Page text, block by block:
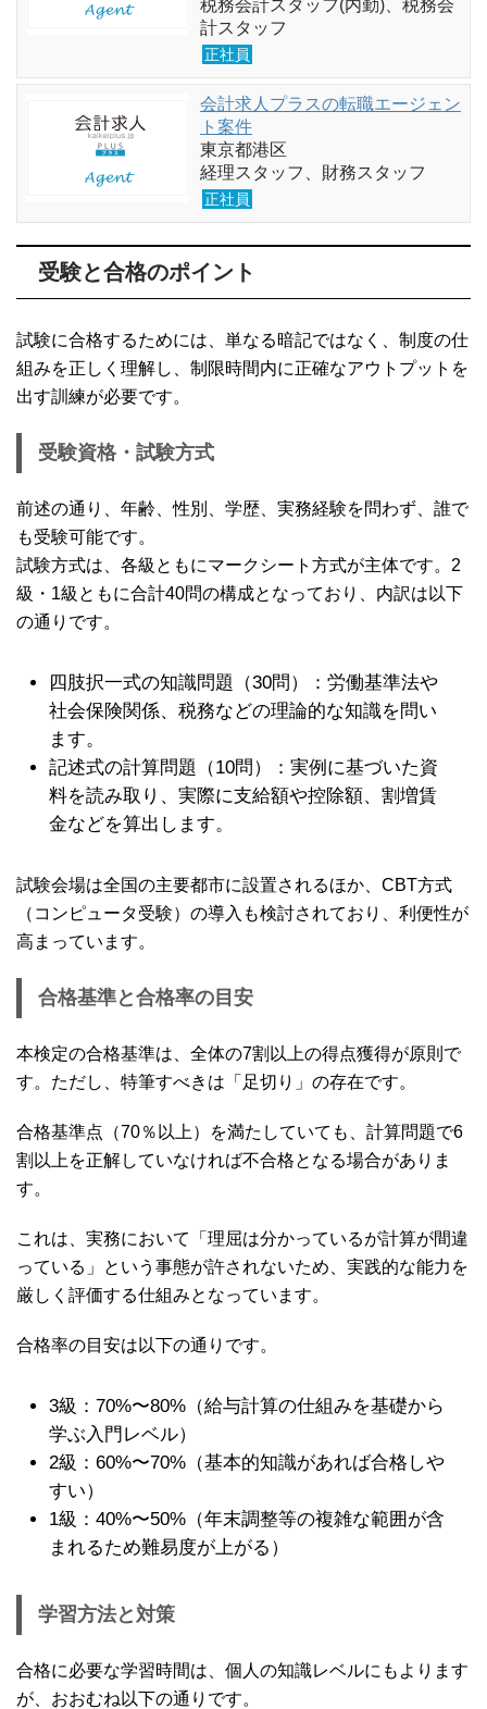
税務会計スタッフ(内勤)、税務会
計スタッフ
正社員
会計求人プラスの転職エージェン
ト案件
東京都港区
経理スタッフ、財務スタッフ
正社員
受験と合格のポイント
試験に合格するためには、単なる暗記ではなく、制度の仕
組みを正しく理解し、制限時間内に正確なアウトプットを
出す訓練が必要です。
受験資格・試験方式
前述の通り、年齢、性別、学歴、実務経験を問わず、誰で
も受験可能です。
試験方式は、各級ともにマークシート方式が主体です。2
級・1級ともに合計40問の構成となっており、内訳は以下
の通りです。
四肢択一式の知識問題（30問）：労働基準法や
社会保険関係、税務などの理論的な知識を問い
ます。
記述式の計算問題（10問）：実例に基づいた資
料を読み取り、実際に支給額や控除額、割増賃
金などを算出します。
試験会場は全国の主要都市に設置されるほか、CBT方式
（コンピュータ受験）の導入も検討されており、利便性が
高まっています。
合格基準と合格率の目安
本検定の合格基準は、全体の7割以上の得点獲得が原則で
す。ただし、特筆すべきは「足切り」の存在です。
合格基準点（70％以上）を満たしていても、計算問題で6
割以上を正解していなければ不合格となる場合がありま
す。
これは、実務において「理屈は分かっているが計算が間違
っている」という事態が許されないため、実践的な能力を
厳しく評価する仕組みとなっています。
合格率の目安は以下の通りです。
3級：70%〜80%（給与計算の仕組みを基礎から
学ぶ入門レベル）
2級：60%〜70%（基本的知識があれば合格しや
すい）
1級：40%〜50%（年末調整等の複雑な範囲が含
まれるため難易度が上がる）
学習方法と対策
合格に必要な学習時間は、個人の知識レベルにもよります
が、おおむね以下の通りです。